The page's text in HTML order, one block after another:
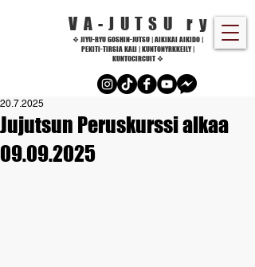
VA-JUTSU r y
❖ JIYU-RYU GOSHIN-JUTSU | AIKIKAI AIKIDO |
PEKITI-TIRSIA KALI | KUNTONYRKKEILY |
KUNTOCIRCUIT ❖
Jujutsun Peruskurssi alkaa
09.09.2025
20.7.2025